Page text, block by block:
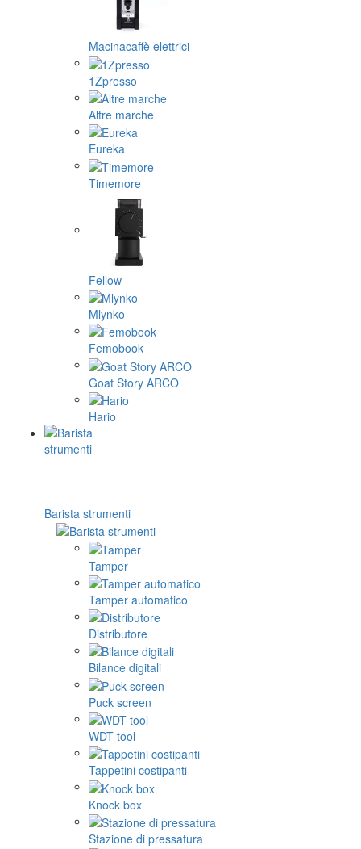
Macinacaffè elettrici
1Zpresso
Altre marche
Eureka
Timemore
Fellow
Mlynko
Femobook
Goat Story ARCO
Hario
Barista strumenti
Tamper
Tamper automatico
Distributore
Bilance digitali
Puck screen
WDT tool
Tappetini costipanti
Knock box
Stazione di pressatura